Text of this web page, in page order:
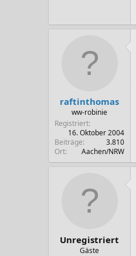
raftinthomas
ww-robinie
Registriert
16. Oktober 2004
Beiträge
3.810
Ort
Aachen/NRW
Unregistriert
Gäste